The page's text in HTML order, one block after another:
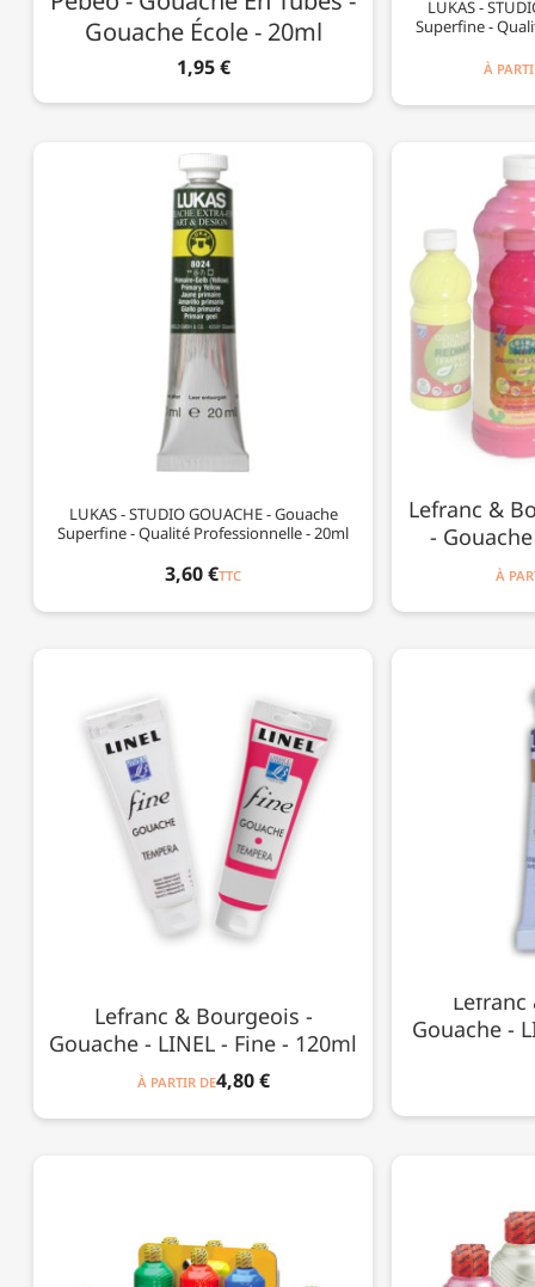
Gouache École - 20ml
1,95 €
LUKAS -
Superfine -
À
LUKAS - STUDIO GOUACHE - Gouache
Superfine - Qualité Professionnelle - 20ml
3,60 €TTC
Lefranc &
-
À
Lefranc & Bourgeois -
Gouache - LINEL - Fine - 120ml
À PARTIR DE4,80 €
Lefranc
Gouache -